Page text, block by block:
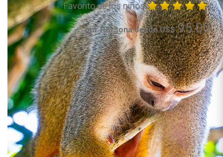
Favorito de los niños
por Persona desde US$95.00